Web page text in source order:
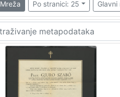
Mreža Po stranici: 25